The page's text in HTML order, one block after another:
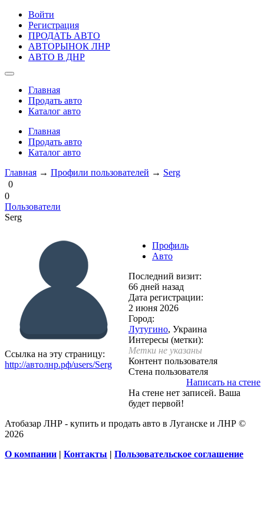
Войти
Регистрация
ПРОДАТЬ АВТО
АВТОРЫНОК ЛНР
АВТО В ДНР
Главная
Продать авто
Каталог авто
Главная
Продать авто
Каталог авто
Главная → Профили пользователей → Serg
0
0
Пользователи
Serg
Ссылка на эту страницу:
http://автолнр.рф/users/Serg
Профиль
Авто
Последний визит:
66 дней назад
Дата регистрации:
2 июня 2026
Город:
Лутугино, Украина
Интересы (метки):
Метки не указаны
Контент пользователя
Стена пользователя
Написать на стене
На стене нет записей. Ваша
будет первой!
Атобазар ЛНР - купить и продать авто в Луганске и ЛНР ©
2026
О компании | Контакты | Пользовательское соглашение